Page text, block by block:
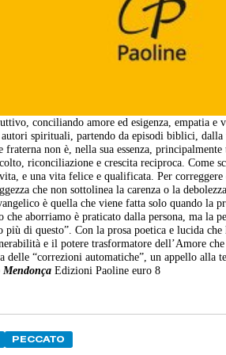
conciliando amore ed esigenza, empatia e
spirituali, partendo da episodi biblici,
non è, nella sua essenza,
riconciliazione e crescita reciproca. Come
e una vita felice e qualificata. Per correggere
che non sottolinea la carenza o la
è quella che viene fatta solo quando la
che aborriamo è praticato dalla persona, ma la
più di questo”. Con la prosa poetica e lucida
e il potere trasformatore dell’Amore
delle “correzioni automatiche”, un appello alla
Edizioni Paoline euro 8
PECCATO